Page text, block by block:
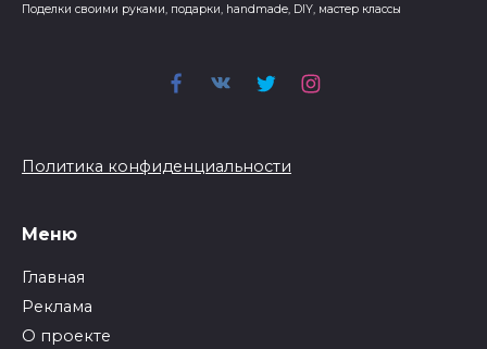
Поделки своими руками, подарки, handmade, DIY, мастер классы
Политика конфиденциальности
Меню
Главная
Реклама
О проекте